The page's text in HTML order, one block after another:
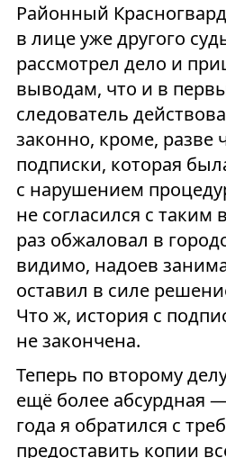
Районный
в лице уже другого
рассмотрел дело и
выводам, что и в
следователь
законно, кроме, разве
подписки, которая
с нарушением
не согласился с
раз обжаловал в
видимо, надоев
оставил в силе
Что ж, история с
не закончена.
Теперь по второму
ещё более абсурдная
года я обратился с
предоставить копии